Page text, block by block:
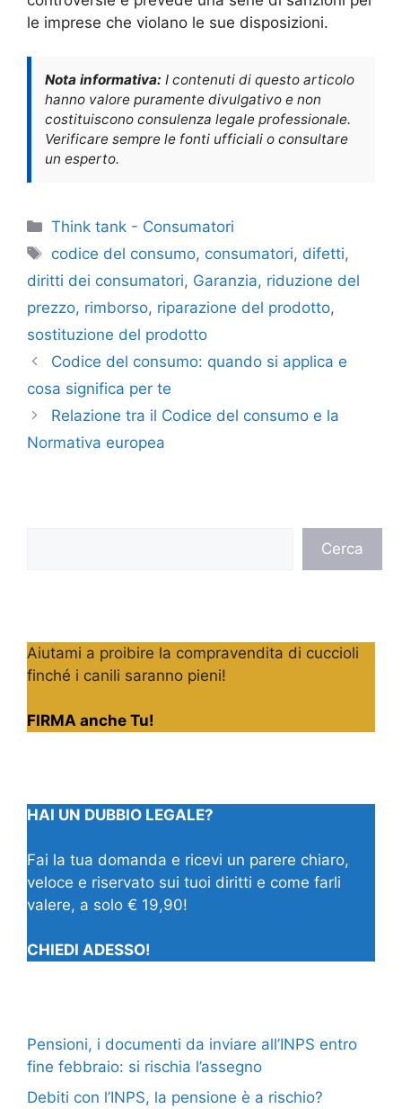
le imprese che violano le sue disposizioni.
Nota informativa: I contenuti di questo articolo
hanno valore puramente divulgativo e non
costituiscono consulenza legale professionale.
Verificare sempre le fonti ufficiali o consultare
un esperto.
Categorie
Think tank - Consumatori
Tag
codice del consumo, consumatori, difetti,
diritti dei consumatori, Garanzia, riduzione del
prezzo, rimborso, riparazione del prodotto,
sostituzione del prodotto
Codice del consumo: quando si applica e
cosa significa per te
Relazione tra il Codice del consumo e la
Normativa europea
Cerca
Aiutami a proibire la compravendita di cuccioli
finché i canili saranno pieni!
FIRMA anche Tu!
HAI UN DUBBIO LEGALE?
Fai la tua domanda e ricevi un parere chiaro,
veloce e riservato sui tuoi diritti e come farli
valere, a solo € 19,90!
CHIEDI ADESSO!
Pensioni, i documenti da inviare all’INPS entro
fine febbraio: si rischia l’assegno
Debiti con l’INPS, la pensione è a rischio?